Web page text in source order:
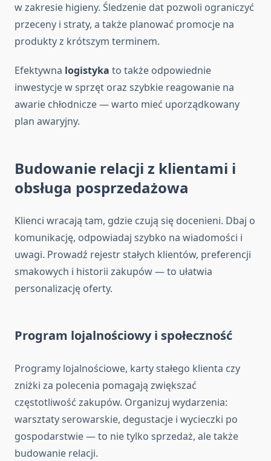
w zakresie higieny. Śledzenie dat pozwoli ograniczyć
przeceny i straty, a także planować promocje na
produkty z krótszym terminem.
Efektywna logistyka to także odpowiednie
inwestycje w sprzęt oraz szybkie reagowanie na
awarie chłodnicze — warto mieć uporządkowany
plan awaryjny.
Budowanie relacji z klientami i
obsługa posprzedażowa
Klienci wracają tam, gdzie czują się docenieni. Dbaj o
komunikację, odpowiadaj szybko na wiadomości i
uwagi. Prowadź rejestr stałych klientów, preferencji
smakowych i historii zakupów — to ułatwia
personalizację oferty.
Program lojalnościowy i społeczność
Programy lojalnościowe, karty stałego klienta czy
zniżki za polecenia pomagają zwiększać
częstotliwość zakupów. Organizuj wydarzenia:
warsztaty serowarskie, degustacje i wycieczki po
gospodarstwie — to nie tylko sprzedaż, ale także
budowanie relacji.